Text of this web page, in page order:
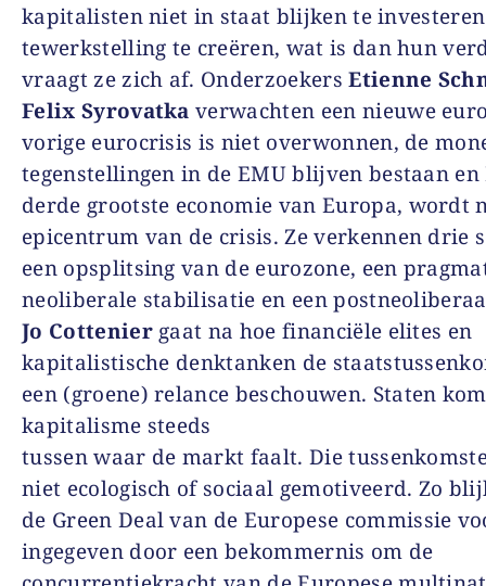
kapitalisten niet in staat blijken te
tewerkstelling te creëren, wat is dan hun
vraagt ze zich af. OnderzoekersEtienne
Felix Syrovatka verwachten een nieuwe
vorige eurocrisis is niet overwonnen, de
tegenstellingen in de EMU blijven bestaan
derde grootste economie van Europa, wordt
epicentrum van de crisis. Ze verkennen drie
een opsplitsing van de eurozone, een
neoliberale stabilisatie en een
Jo Cotteniergaat na hoe financiële elites en
kapitalistische denktanken de
een (groene) relance beschouwen. Staten
kapitalisme steeds
tussen waar de markt faalt. Die
niet ecologisch of sociaal gemotiveerd. Zo
de Green Deal van de Europese commissie
ingegeven door een bekommernis om de